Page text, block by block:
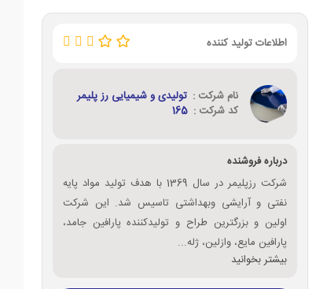
اطلاعات تولید کننده
نام شرکت : تولیدی و شیمیایی رز پلیمر
کد شرکت : 165
درباره فروشنده
شرکت رزپلیمر در سال 1369 با هدف تولید مواد پایه
نفتی و آرایشی وبهداشتی تاسیس شد. این شرکت
اولین و بزرگترین طراح و تولیدکننده پارافین جامد،
پارافین مایع، وازلین، ژله...
بیشتر بخوانید